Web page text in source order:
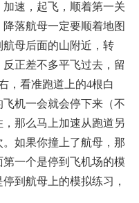
速，起飞，顺着第一关
落航母一定要顺着地图
母后面的山附近，转
正差不多平飞过去，留
，看准跑道上的4根白
机一会就会停下来（不
那么马上加速从跑道另
如果你撞上了航母，那
一个是停到飞机场的模
到航母上的模拟练习，